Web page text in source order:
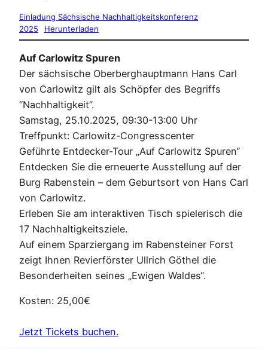
Einladung Sächsische Nachhaltigkeitskonferenz
2025
Herunterladen
Auf Carlowitz Spuren
Der sächsische Oberberghauptmann Hans Carl
von Carlowitz gilt als Schöpfer des Begriffs
“Nachhaltigkeit”.
Samstag, 25.10.2025, 09:30-13:00 Uhr
Treffpunkt: Carlowitz-Congresscenter
Geführte Entdecker-Tour „Auf Carlowitz Spuren“
Entdecken Sie die erneuerte Ausstellung auf der
Burg Rabenstein – dem Geburtsort von Hans Carl
von Carlowitz.
Erleben Sie am interaktiven Tisch spielerisch die
17 Nachhaltigkeitsziele.
Auf einem Sparziergang im Rabensteiner Forst
zeigt Ihnen Revierförster Ullrich Göthel die
Besonderheiten seines „Ewigen Waldes“.
Kosten: 25,00€
Jetzt Tickets buchen.